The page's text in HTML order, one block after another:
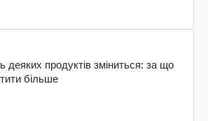
деяких продуктів зміниться: за що
більше